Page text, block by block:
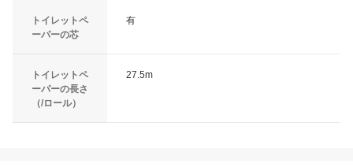
トイレットペ
ーパーの芯
有
トイレットペ
ーパーの長さ
（/ロール）
27.5m